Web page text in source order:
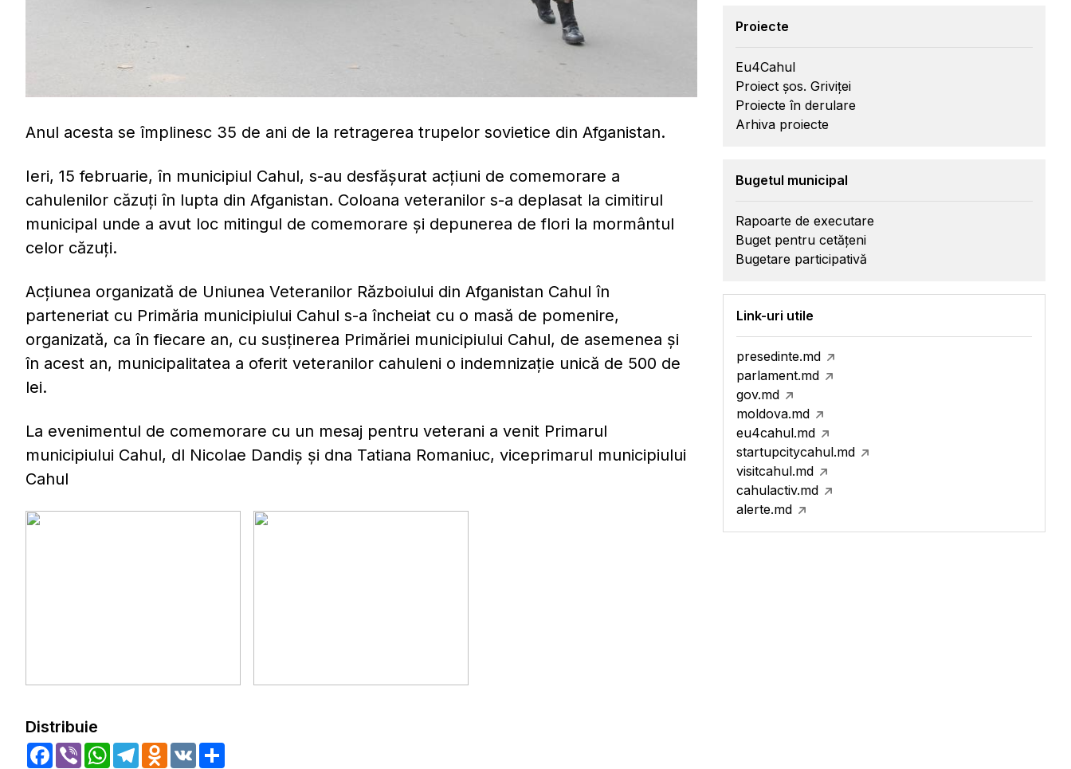
Anul acesta se împlinesc 35 de ani de la retragerea trupelor sovietice din Afganistan.
Ieri, 15 februarie, în municipiul Cahul, s-au desfășurat acțiuni de comemorare a
cahulenilor căzuți în lupta din Afganistan. Coloana veteranilor s-a deplasat la cimitirul
municipal unde a avut loc mitingul de comemorare și depunerea de flori la mormântul
celor căzuți.
Acțiunea organizată de Uniunea Veteranilor Războiului din Afganistan Cahul în
parteneriat cu Primăria municipiului Cahul s-a încheiat cu o masă de pomenire,
organizată, ca în fiecare an, cu susținerea Primăriei municipiului Cahul, de asemenea și
în acest an, municipalitatea a oferit veteranilor cahuleni o indemnizație unică de 500 de
lei.
La evenimentul de comemorare cu un mesaj pentru veterani a venit Primarul
municipiului Cahul, dl Nicolae Dandiș și dna Tatiana Romaniuc, viceprimarul municipiului
Cahul
Distribuie
Facebook
Viber WhatsApp
TelegramOdnoklassniki
VK
Proiecte
Eu4Cahul
Proiect șos. Griviței
Proiecte în derulare
Arhiva proiecte
Bugetul municipal
Rapoarte de executare
Buget pentru cetățeni
Bugetare participativă
Link-uri utile
presedinte.md
parlament.md
gov.md
moldova.md
eu4cahul.md
startupcitycahul.md
visitcahul.md
cahulactiv.md
alerte.md